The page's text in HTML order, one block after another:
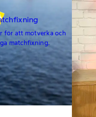
för att motverka och
matchfixning.